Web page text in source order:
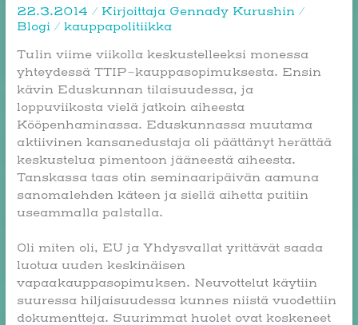
22.3.2014/ Kirjoittaja Gennady Kurushin/
Blogi /kauppapolitiikka
Tulin viime viikolla keskustelleeksi monessa
yhteydessä TTIP-kauppasopimuksesta. Ensin
kävin Eduskunnan tilaisuudessa, ja
loppuviikosta vielä jatkoin aiheesta
Kööpenhaminassa. Eduskunnassa muutama
aktiivinen kansanedustaja oli päättänyt herättää
keskustelua pimentoon jääneestä aiheesta.
Tanskassa taas otin seminaaripäivän aamuna
sanomalehden käteen ja siellä aihetta puitiin
useammalla palstalla.
Oli miten oli, EU ja Yhdysvallat yrittävät saada
luotua uuden keskinäisen
vapaakauppasopimuksen. Neuvottelut käytiin
suuressa hiljaisuudessa kunnes niistä vuodettiin
dokumentteja. Suurimmat huolet ovat koskeneet